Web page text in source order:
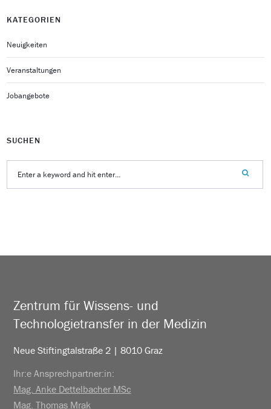
KATEGORIEN
Neuigkeiten
Veranstaltungen
Jobangebote
SUCHEN
Zentrum für Wissens- und
Technologietransfer in der Medizin
Neue Stiftingtalstraße 2 | 8010 Graz
Ihr:e Ansprechpartner:in:
Mag. Anke Dettelbacher MSc
Mag. Thomas Mrak